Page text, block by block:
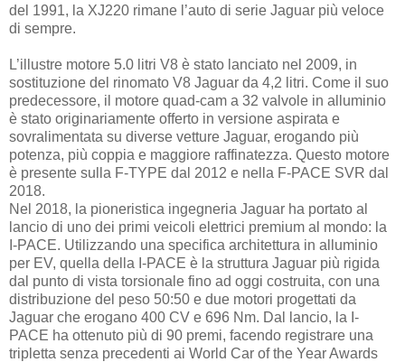
del 1991, la XJ220 rimane l’auto di serie Jaguar più veloce
di sempre.
L’illustre motore 5.0 litri V8 è stato lanciato nel 2009, in
sostituzione del rinomato V8 Jaguar da 4,2 litri. Come il suo
predecessore, il motore quad-cam a 32 valvole in alluminio
è stato originariamente offerto in versione aspirata e
sovralimentata su diverse vetture Jaguar, erogando più
potenza, più coppia e maggiore raffinatezza. Questo motore
è presente sulla F-TYPE dal 2012 e nella F-PACE SVR dal
2018.
Nel 2018, la pioneristica ingegneria Jaguar ha portato al
lancio di uno dei primi veicoli elettrici premium al mondo: la
I-PACE. Utilizzando una specifica architettura in alluminio
per EV, quella della I-PACE è la struttura Jaguar più rigida
dal punto di vista torsionale fino ad oggi costruita, con una
distribuzione del peso 50:50 e due motori progettati da
Jaguar che erogano 400 CV e 696 Nm. Dal lancio, la I-
PACE ha ottenuto più di 90 premi, facendo registrare una
tripletta senza precedenti ai World Car of the Year Awards